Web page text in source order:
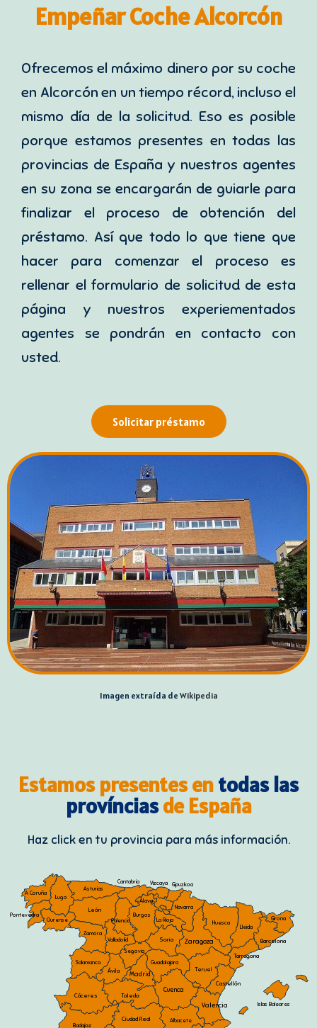
Empeñar Coche Alcorcón
Ofrecemos el máximo dinero por su coche
en Alcorcón en un tiempo récord, incluso el
mismo día de la solicitud. Eso es posible
porque estamos presentes en todas las
provincias de España y nuestros agentes
en su zona se encargarán de guiarle para
finalizar el proceso de obtención del
préstamo. Así que todo lo que tiene que
hacer para comenzar el proceso es
rellenar el formulario de solicitud de esta
página y nuestros experiementados
agentes se pondrán en contacto con
usted.
Solicitar préstamo
Imagen extraída de Wikipedia
Estamos presentes entodas las
provínciasde España
Haz click en tu provincia para más información.
A Coruña
Albacete
Asturias
Álava
Ávila
Badajoz
Barcelona
Burgos
Cantabria
Castellón
Ciudad Real
Cuenca
Cáceres
Gipuzkoa
Girona
Guadalajara
Huesca
Islas Baleares
La Rioja
León
Lleida
Lugo
Madrid
Navarra
Ourense
Palencia
Pontevedra
Salamanca
Segovia
Soria
Tarragona
Teruel
Toledo
Valencia
Valladolid
Vizcaya
Zamora
Zaragoza